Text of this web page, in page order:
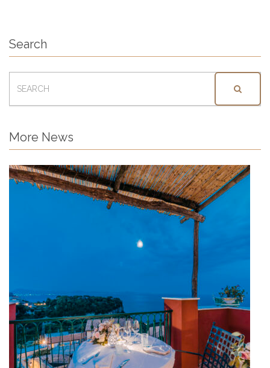
Search
FOR:
More News